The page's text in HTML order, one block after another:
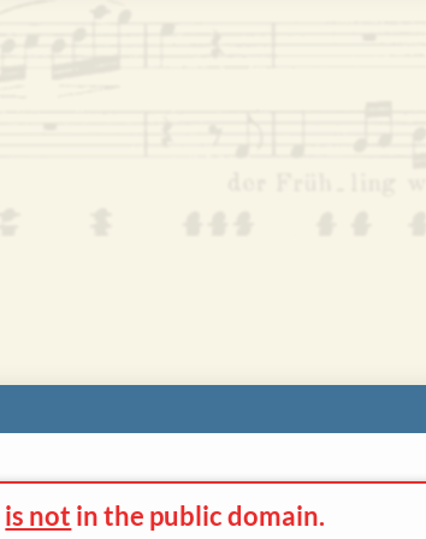
is not in the public domain.